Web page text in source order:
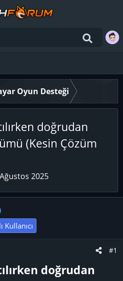
Oyun Desteği
doğrudan
(Kesin Çözüm
2025
Kullanıcı
#1
doğrudan